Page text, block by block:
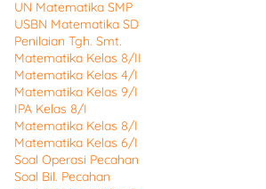
UN Matematika SMP
USBN Matematika SD
Penilaian Tgh. Smt.
Matematika Kelas 8/II
Matematika Kelas 4/I
Matematika Kelas 9/I
IPA Kelas 8/I
Matematika Kelas 8/I
Matematika Kelas 6/I
Soal Operasi Pecahan
Soal Bil. Pecahan